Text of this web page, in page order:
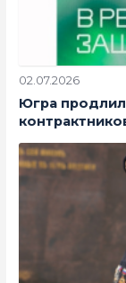
02.07.2026
Югра